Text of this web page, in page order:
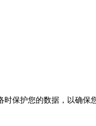
保护您的数据，以确保您